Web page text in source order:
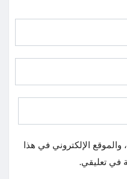
الإلكتروني في هذا
في تعليقي.